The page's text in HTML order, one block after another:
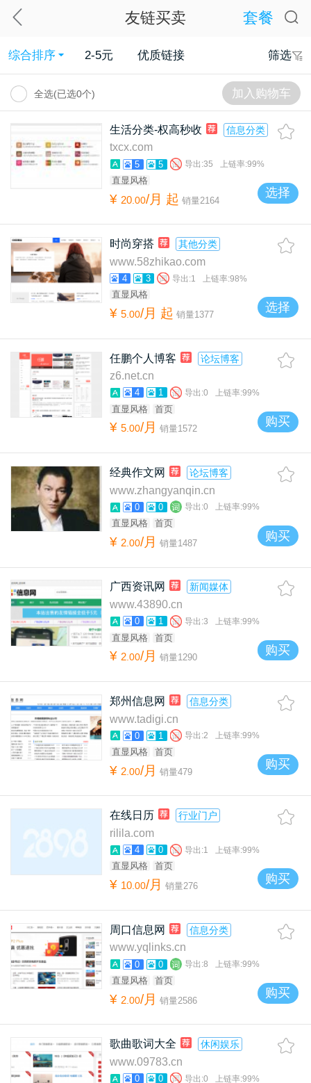
友链买卖 套餐
综合排序 2-5元 优质链接 筛选
全选(已选0个) 加入购物车
生活分类-权高秒收 信息分类
txcx.com
5 5 导出:35 上链率:99%
直显风格
¥ 20 .00/月 起 销量2164
选择
时尚穿搭 其他分类
www.58zhikao.com
4 3 导出:1 上链率:98%
直显风格
¥ 5 .00/月 起 销量1377
选择
任鹏个人博客 论坛博客
z6.net.cn
4 1 导出:0 上链率:99%
直显风格 首页
¥ 5.00/月 销量1572
购买
经典作文网 论坛博客
www.zhangyanqin.cn
0 0 导出:0 上链率:99%
直显风格 首页
¥ 2 .00/月 销量1487
购买
广西资讯网 新闻媒体
www.43890.cn
0 1 导出:3 上链率:99%
直显风格 首页
¥ 2.00/月 销量1290
购买
郑州信息网 信息分类
www.tadigi.cn
0 1 导出:2 上链率:99%
直显风格 首页
¥ 2 .00/月 销量479
购买
在线日历 行业门户
rilila.com
4 0 导出:1 上链率:99%
直显风格 首页
¥ 10 .00/月 销量276
购买
周口信息网 信息分类
www.yqlinks.cn
0 0 导出:8 上链率:99%
直显风格 首页
¥ 2 .00/月 销量2586
购买
歌曲歌词大全 休闲娱乐
www.09783.cn
0 0 导出:0 上链率:99%